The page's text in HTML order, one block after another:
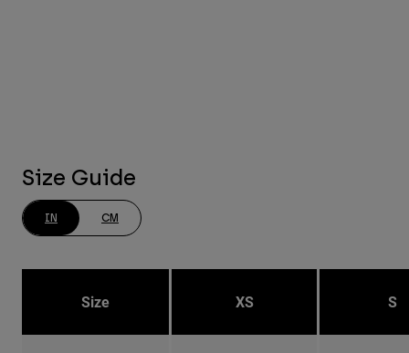
Size Guide
IN CM
Size XS S